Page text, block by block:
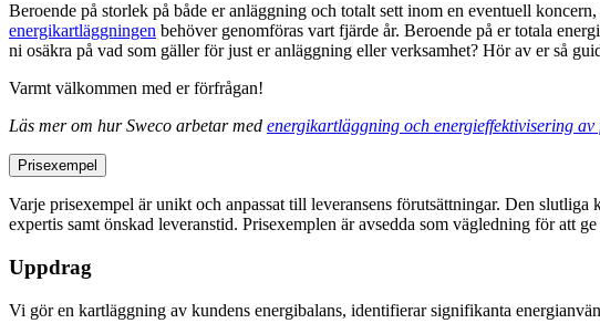
Beroende på storlek på både er anläggning och totalt sett inom en eventuell
energikartläggningen behöver genomföras vart fjärde år. Beroende på er totala
ni osäkra på vad som gäller för just er anläggning eller verksamhet? Hör av er så
Varmt välkommen med er förfrågan!
Läs mer om hur Sweco arbetar med energikartläggning och energieffektivisering av
Prisexempel
Varje prisexempel är unikt och anpassat till leveransens förutsättningar. Den
expertis samt önskad leveranstid. Prisexemplen är avsedda som vägledning för att
Uppdrag
Vi gör en kartläggning av kundens energibalans, identifierar signifikanta